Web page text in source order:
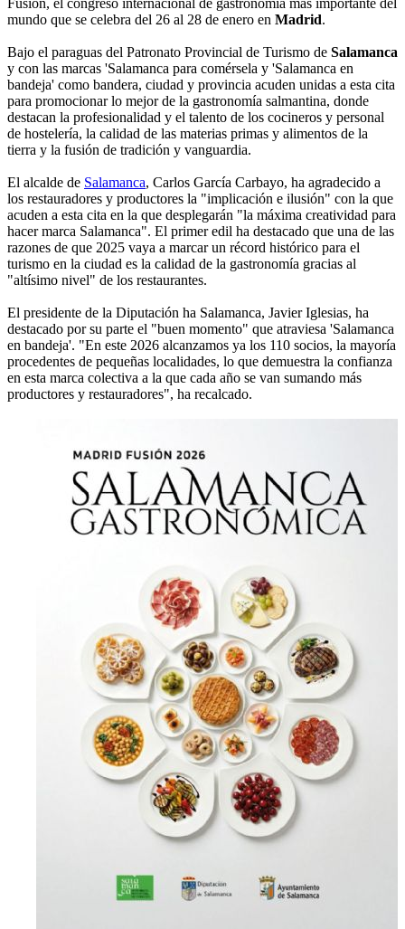
Fusión, el congreso internacional de gastronomía más importante del
mundo que se celebra del 26 al 28 de enero en Madrid.
Bajo el paraguas del Patronato Provincial de Turismo de Salamanca
y con las marcas 'Salamanca para comérsela y 'Salamanca en
bandeja' como bandera, ciudad y provincia acuden unidas a esta cita
para promocionar lo mejor de la gastronomía salmantina, donde
destacan la profesionalidad y el talento de los cocineros y personal
de hostelería, la calidad de las materias primas y alimentos de la
tierra y la fusión de tradición y vanguardia.
El alcalde de Salamanca, Carlos García Carbayo, ha agradecido a
los restauradores y productores la "implicación e ilusión" con la que
acuden a esta cita en la que desplegarán "la máxima creatividad para
hacer marca Salamanca". El primer edil ha destacado que una de las
razones de que 2025 vaya a marcar un récord histórico para el
turismo en la ciudad es la calidad de la gastronomía gracias al
"altísimo nivel" de los restaurantes.
El presidente de la Diputación ha Salamanca, Javier Iglesias, ha
destacado por su parte el "buen momento" que atraviesa 'Salamanca
en bandeja'. "En este 2026 alcanzamos ya los 110 socios, la mayoría
procedentes de pequeñas localidades, lo que demuestra la confianza
en esta marca colectiva a la que cada año se van sumando más
productores y restauradores", ha recalcado.